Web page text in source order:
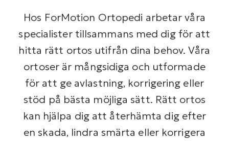
Hos ForMotion Ortopedi arbetar våra
specialister tillsammans med dig för att
hitta rätt ortos utifrån dina behov. Våra
ortoser är mångsidiga och utformade
för att ge avlastning, korrigering eller
stöd på bästa möjliga sätt. Rätt ortos
kan hjälpa dig att återhämta dig efter
en skada, lindra smärta eller korrigera